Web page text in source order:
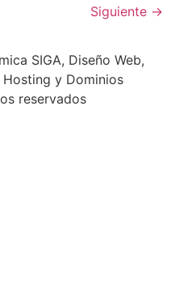
Siguiente →
SIGA, Diseño Web,
y Dominios
reservados